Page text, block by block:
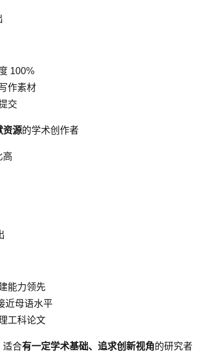
100%
作素材
交
资源的学术创作者
高
能力领先
近母语水平
工科论文
适合有一定学术基础、追求创新视角的研究者